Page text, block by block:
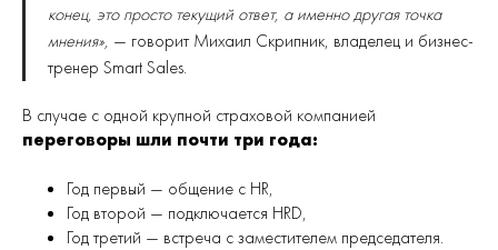
конец, это просто текущий ответ, а именно другая точка
мнения», — говорит Михаил Скрипник, владелец и бизнес-
тренер Smart Sales.
В случае с одной крупной страховой компанией
переговоры шли почти три года:
Год первый — общение с HR,
Год второй — подключается HRD,
Год третий — встреча с заместителем председателя.